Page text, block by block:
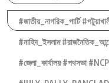
#জাতীয়_নাগরিক_পার্টি
#নাহিদ_ইসলাম
#জেলা_কার্যালয় #পথসভা